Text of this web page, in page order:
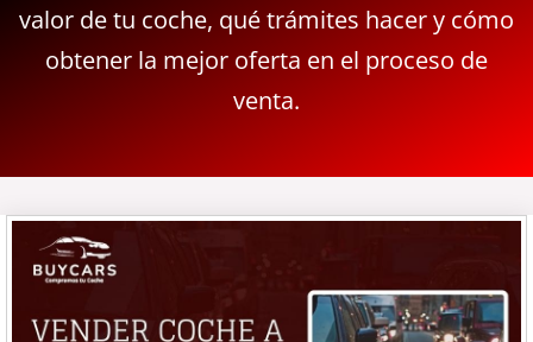
valor de tu coche, qué trámites hacer y cómo
obtener la mejor oferta en el proceso de
venta.